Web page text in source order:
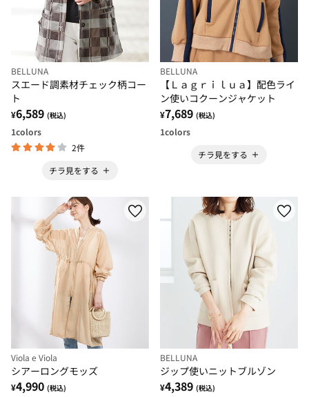
BELLUNA
スエード調素材チェック柄コー
ト
¥6,589 (税込)
1colors
2件
チラ見をする
BELLUNA
【Ｌａｇｒｉｌｕａ】配色ライ
ン使いコクーンジャケット
¥7,689 (税込)
1colors
チラ見をする
Viola e Viola
シアーロングモッズ
¥4,990 (税込)
BELLUNA
ジップ使いニットブルゾン
¥4,389 (税込)